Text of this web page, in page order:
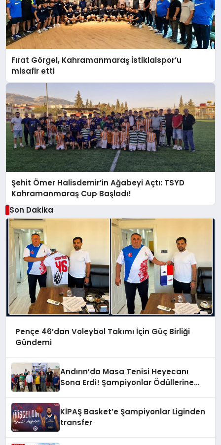
Fırat Görgel, Kahramanmaraş İstiklalspor’u
misafir etti
Şehit Ömer Halisdemir’in Ağabeyi Açtı: TSYD
Kahramanmaraş Cup Başladı!
Son Dakika
Pençe 46’dan Voleybol Takımı İçin Güç Birliği
Gündemi
Andırın’da Masa Tenisi Heyecanı
Sona Erdi! Şampiyonlar Ödüllerine
KİPAŞ Basket’e Şampiyonlar Liginden
transfer